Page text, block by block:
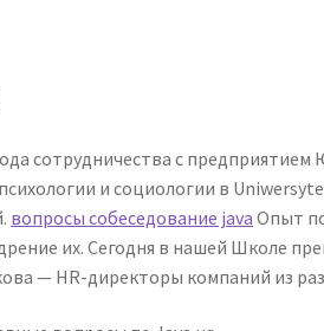
сотрудничества с
и социологии в
вопросы собеседование java Опыт
их. Сегодня в нашей Школе
— HR-директоры компаний из